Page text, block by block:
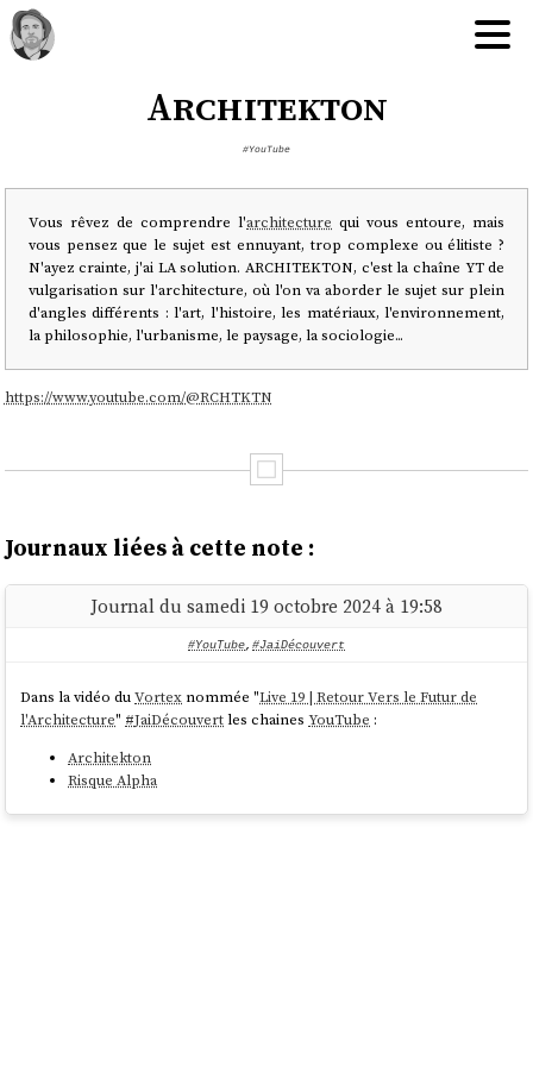
Architekton
#YouTube
Vous rêvez de comprendre l'architecture qui vous entoure, mais
vous pensez que le sujet est ennuyant, trop complexe ou élitiste ?
N'ayez crainte, j'ai LA solution. ARCHITEKTON, c'est la chaîne YT de
vulgarisation sur l'architecture, où l'on va aborder le sujet sur plein
d'angles différents : l'art, l'histoire, les matériaux, l'environnement,
la philosophie, l'urbanisme, le paysage, la sociologie...
https://www.youtube.com/@RCHTKTN
Journaux liées à cette note :
Journal du samedi 19 octobre 2024 à 19:58
#YouTube, #JaiDécouvert
Dans la vidéo duVortex nommée "Live 19 | Retour Vers le Futur de
l'Architecture" #JaiDécouvertles chainesYouTube :
Architekton
Risque Alpha